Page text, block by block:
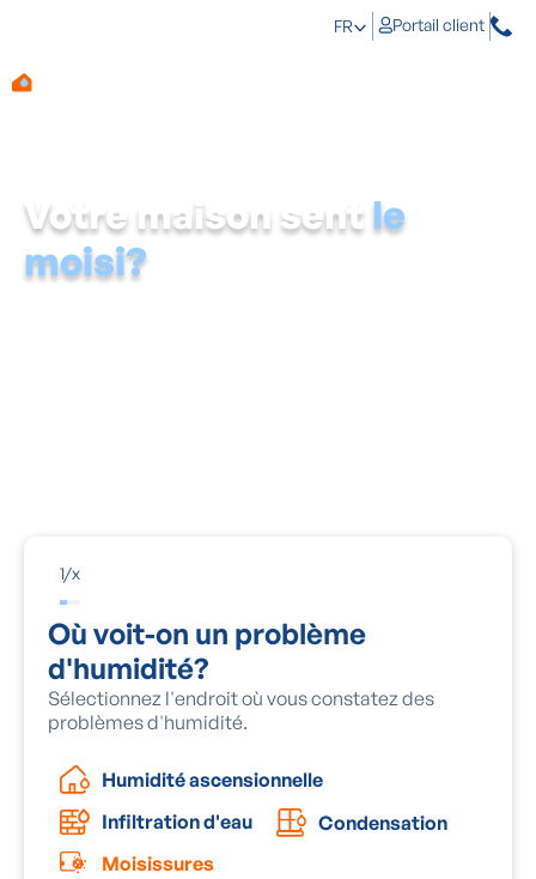
FR Portail client
Votre maison sent le
moisi?
1/x
Où voit-on un problème
d'humidité?
Sélectionnez l'endroit où vous constatez des
problèmes d'humidité.
Humidité ascensionnelle
Infiltration d'eau
Condensation
Moisissures